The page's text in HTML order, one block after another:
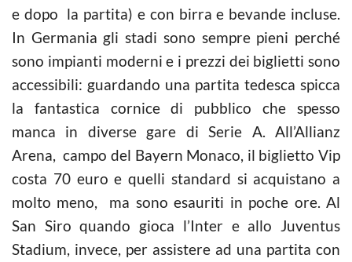
e dopo la partita) e con birra e bevande incluse.
In Germania gli stadi sono sempre pieni perché
sono impianti moderni e i prezzi dei biglietti sono
accessibili: guardando una partita tedesca spicca
la fantastica cornice di pubblico che spesso
manca in diverse gare di Serie A. All’Allianz
Arena, campo del Bayern Monaco, il biglietto Vip
costa 70 euro e quelli standard si acquistano a
molto meno, ma sono esauriti in poche ore. Al
San Siro quando gioca l’Inter e allo Juventus
Stadium, invece, per assistere ad una partita con